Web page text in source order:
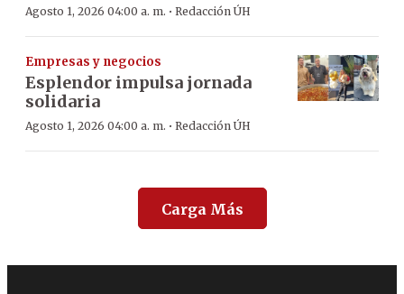
Agosto 1, 2026 04:00 a. m. · Redacción ÚH
Empresas y negocios
Esplendor impulsa jornada
solidaria
Agosto 1, 2026 04:00 a. m. · Redacción ÚH
Carga Más